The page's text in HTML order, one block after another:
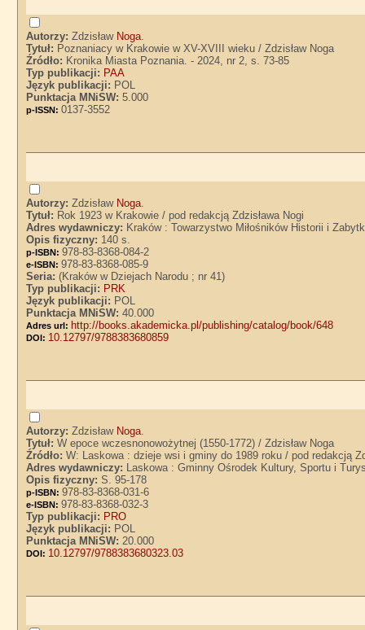
Autorzy:Zdzisław Noga.
Tytuł: Poznaniacy w Krakowie w XV-XVIII wieku / Zdzisław Noga
Źródło: Kronika Miasta Poznania. - 2024, nr 2, s. 73-85
Typ publikacji: PAA
Język publikacji: POL
Punktacja MNiSW:5.000
p-ISSN:0137-3552
Autorzy:Zdzisław Noga.
Tytuł: Rok 1923 w Krakowie / pod redakcją Zdzisława Nogi
Adres wydawniczy: Kraków : Towarzystwo Miłośników Historii i
Opis fizyczny: 140 s.
p-ISBN:978-83-8368-084-2
e-ISBN:978-83-8368-085-9
Seria:(Kraków w Dziejach Narodu ; nr 41)
Typ publikacji: PRK
Język publikacji: POL
Punktacja MNiSW:40.000
Adres url: http://books.akademicka.pl/publishing/catalog/book/648
DOI: 10.12797/9788383680859
Autorzy:Zdzisław Noga.
Tytuł:W epoce wczesnonowożytnej (1550-1772) / Zdzisław Noga
Źródło:W: Laskowa : dzieje wsi i gminy do 1989 roku / pod redakcją
Adres wydawniczy: Laskowa : Gminny Ośrodek Kultury, Sportu i
Opis fizyczny:S. 95-178
p-ISBN:978-83-8368-031-6
e-ISBN:978-83-8368-032-3
Typ publikacji: PRO
Język publikacji: POL
Punktacja MNiSW:20.000
DOI: 10.12797/9788383680323.03